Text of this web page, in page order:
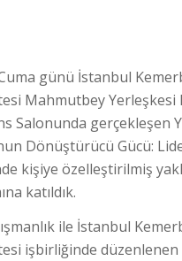
günü İstanbul
Mahmutbey Yerleşkesi
Salonunda gerçekleşen
Dönüştürücü Gücü:
kişiye özelleştirilmiş
katıldık.
ile İstanbul
işbirliğinde düzenlenen